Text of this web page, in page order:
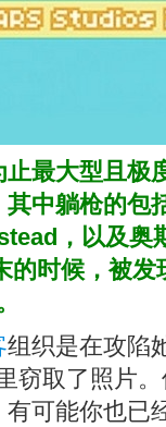
最大型且极
其中躺枪的包
，以及奥
时候，被
组织是在攻陷
窃取了照片
可能你也已